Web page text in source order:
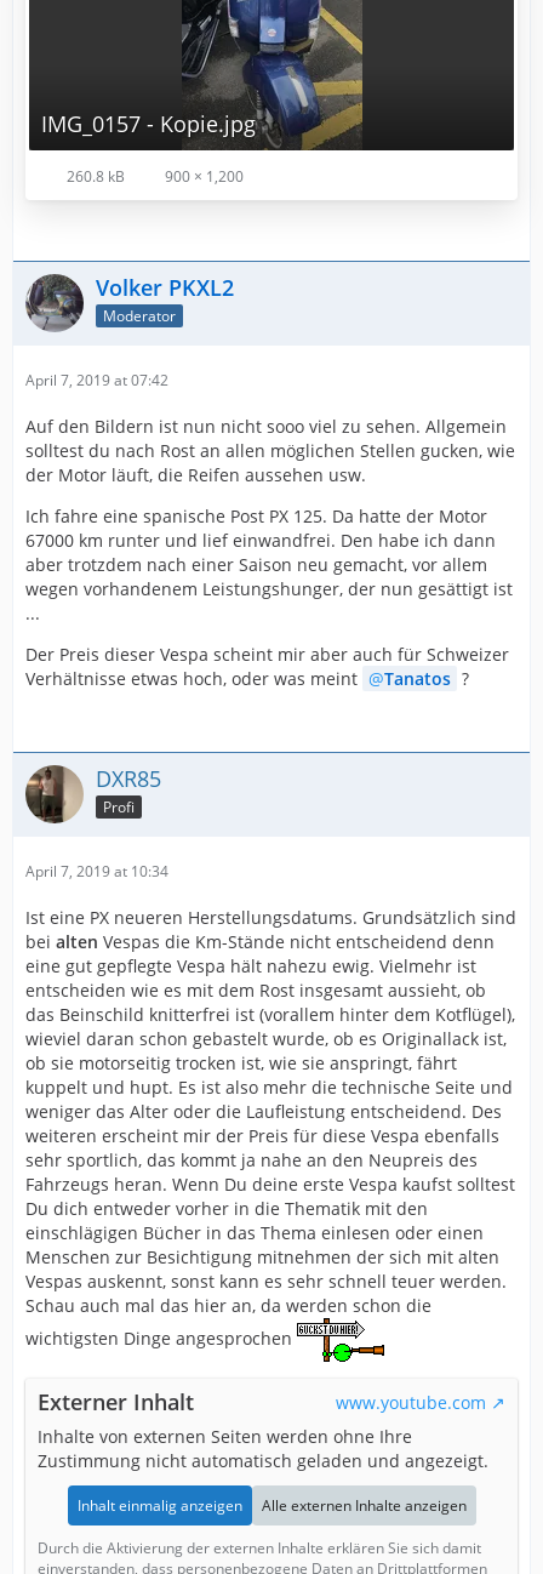
IMG_0157 - Kopie.jpg
260.8 kB 900 × 1,200
Volker PKXL2
Moderator
April 7, 2019 at 07:42
Auf den Bildern ist nun nicht sooo viel zu sehen. Allgemein
solltest du nach Rost an allen möglichen Stellen gucken, wie
der Motor läuft, die Reifen aussehen usw.
Ich fahre eine spanische Post PX 125. Da hatte der Motor
67000 km runter und lief einwandfrei. Den habe ich dann
aber trotzdem nach einer Saison neu gemacht, vor allem
wegen vorhandenem Leistungshunger, der nun gesättigt ist
...
Der Preis dieser Vespa scheint mir aber auch für Schweizer
Verhältnisse etwas hoch, oder was meint
Tanatos ?
DXR85
Profi
April 7, 2019 at 10:34
Ist eine PX neueren Herstellungsdatums. Grundsätzlich sind
bei alten Vespas die Km-Stände nicht entscheidend denn
eine gut gepflegte Vespa hält nahezu ewig. Vielmehr ist
entscheiden wie es mit dem Rost insgesamt aussieht, ob
das Beinschild knitterfrei ist (vorallem hinter dem Kotflügel),
wieviel daran schon gebastelt wurde, ob es Originallack ist,
ob sie motorseitig trocken ist, wie sie anspringt, fährt
kuppelt und hupt. Es ist also mehr die technische Seite und
weniger das Alter oder die Laufleistung entscheidend. Des
weiteren erscheint mir der Preis für diese Vespa ebenfalls
sehr sportlich, das kommt ja nahe an den Neupreis des
Fahrzeugs heran. Wenn Du deine erste Vespa kaufst solltest
Du dich entweder vorher in die Thematik mit den
einschlägigen Bücher in das Thema einlesen oder einen
Menschen zur Besichtigung mitnehmen der sich mit alten
Vespas auskennt, sonst kann es sehr schnell teuer werden.
Schau auch mal das hier an, da werden schon die
wichtigsten Dinge angesprochen
Externer Inhalt
www.youtube.com
Inhalte von externen Seiten werden ohne Ihre
Zustimmung nicht automatisch geladen und angezeigt.
Inhalt einmalig anzeigen Alle externen Inhalte anzeigen
Durch die Aktivierung der externen Inhalte erklären Sie sich damit
einverstanden, dass personenbezogene Daten an Drittplattformen